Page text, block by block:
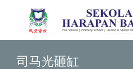
司马光砸缸